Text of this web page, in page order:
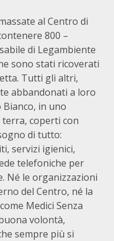
al Centro di
800 –
di Legambiente
sono stati ricoverati
Tutti gli altri,
abbandonati a loro
Bianco, in uno
coperti con
di tutto:
servizi igienici,
telefoniche per
Né le organizzazioni
del Centro, né la
Medici Senza
volontà,
sempre più si